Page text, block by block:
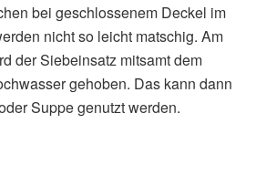
bei geschlossenem Deckel im
nicht so leicht matschig. Am
der Siebeinsatz mitsamt dem
gehoben. Das kann dann
Suppe genutzt werden.